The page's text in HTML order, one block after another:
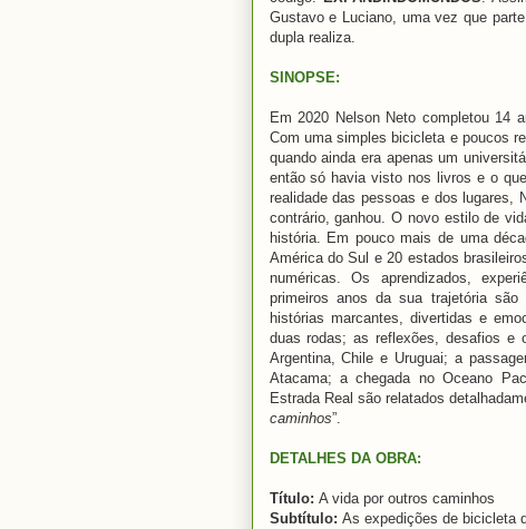
Gustavo e Luciano, uma vez que
dupla realiza.
SINOPSE:
Em 2020 Nelson Neto completou 14
Com uma simples bicicleta e poucos
quando ainda era apenas um
então só havia visto nos livros e o
realidade das pessoas e dos lugares,
contrário, ganhou. O novo estilo de
história. Em pouco mais de uma
América do Sul e 20 estados
numéricas. Os aprendizados,
primeiros anos da sua trajetória
histórias marcantes, divertidas e
duas rodas; as reflexões, desafios e
Argentina, Chile e Uruguai; a
Atacama; a chegada no Oceano
Estrada Real são relatados
caminhos”.
DETALHES DA OBRA:
Título: A vida por outros caminhos
Subtítulo: As expedições de bicicleta